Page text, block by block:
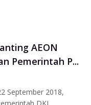
AEON
Pemerintah P...
September 2018,